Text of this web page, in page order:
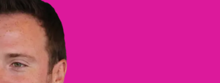
Full Spectrum Cyber